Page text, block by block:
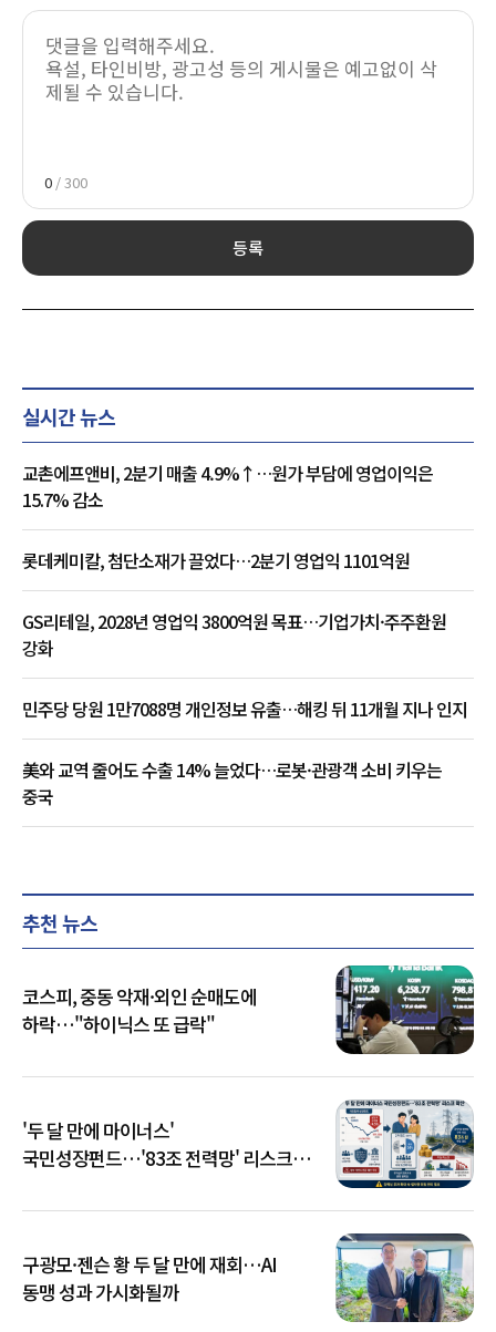
0 / 300
등록
실시간 뉴스
교촌에프앤비, 2분기 매출 4.9%↑…원가 부담에 영업이익은
15.7% 감소
롯데케미칼, 첨단소재가 끌었다…2분기 영업익 1101억원
GS리테일, 2028년 영업익 3800억원 목표…기업가치·주주환원
강화
민주당 당원 1만7088명 개인정보 유출…해킹 뒤 11개월 지나 인지
美와 교역 줄어도 수출 14% 늘었다…로봇·관광객 소비 키우는
중국
추천 뉴스
코스피, 중동 악재·외인 순매도에
하락…"하이닉스 또 급락"
'두 달 만에 마이너스'
국민성장펀드…'83조 전력망' 리스크
구광모·젠슨 황 두 달 만에 재회…AI
동맹 성과 가시화될까